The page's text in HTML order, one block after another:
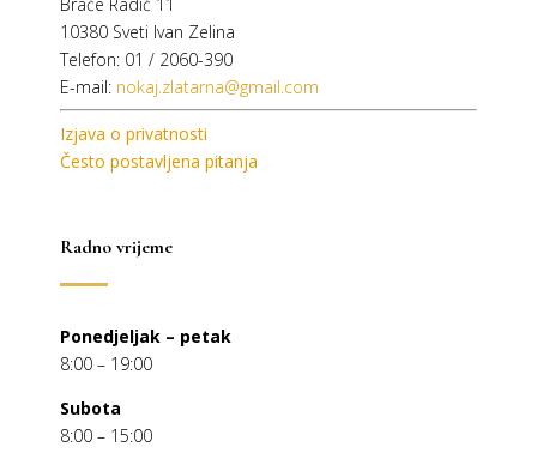
10380 Sveti Ivan Zelina
Telefon: 01 / 2060-390
E-mail: nokaj.zlatarna@gmail.com
Izjava o privatnosti
Često postavljena pitanja
Radno vrijeme
Ponedjeljak – petak
8:00 – 19:00
Subota
8:00 – 15:00